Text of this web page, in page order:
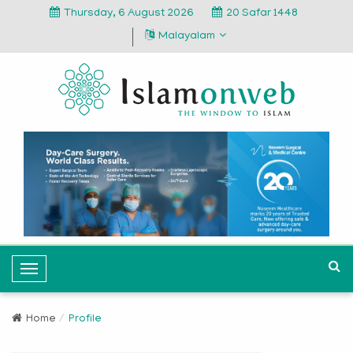
Thursday, 6 August 2026
20 Safar 1448
Malayalam
T
o
Home Profile